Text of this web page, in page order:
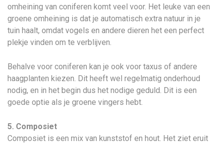
omheining van coniferen komt veel voor. Het leuke van een
groene omheining is dat je automatisch extra natuur in je
tuin haalt, omdat vogels en andere dieren het een perfect
plekje vinden om te verblijven.
Behalve voor coniferen kan je ook voor taxus of andere
haagplanten kiezen. Dit heeft wel regelmatig onderhoud
nodig, en in het begin dus het nodige geduld. Dit is een
goede optie als je groene vingers hebt.
5. Composiet
Composiet is een mix van kunststof en hout. Het ziet eruit